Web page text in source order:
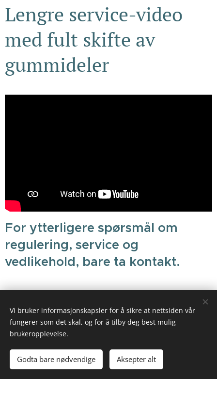
Lengre service-video
med fult skifte av
gummideler
For ytterligere spørsmål om
regulering, service og
vedlikehold, bare ta kontakt.
Bilder levert avPexels
Vi bruker informasjonskapsler for å sikre at nettsiden vår
fungerer som det skal, og for å tilby deg best mulig
brukeropplevelse.
Godta bare nødvendige Aksepter alt